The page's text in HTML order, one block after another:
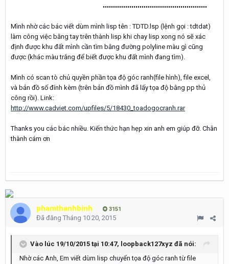
...................................................
Mình nhờ các bác viết dùm mình lisp tên : TDTD.lsp (lệnh gọi : tdtdat)
làm công việc bằng tay trên thành lisp khi chay lisp xong nó sẽ xác
định được khu đất mình cần tìm bằng đường polyline màu gì cũng
được (khác màu trắng để biết được khu đất mình đang tìm).
Mình có scan tò chủ quyền phần tọa độ góc ranh(file hình), file excel,
và bản đồ số đính kèm (trên bản đồ mình đã lấy tọa độ bằng pp thủ
công rồi). Link:
http://www.cadviet.com/upfiles/5/18430_toadogocranh.rar
Thanks you các bác nhiều. Kiến thức hạn hẹp xin anh em giúp đỡ. Chân
thành cám ơn
phamthanhbinh 3151
Đã đăng Tháng 10 20, 2015
Vào lúc 19/10/2015 tại 10:47, loopback127xyz đã nói:
Nhờ các Anh, Em viết dùm lisp chuyển tọa độ góc ranh từ file